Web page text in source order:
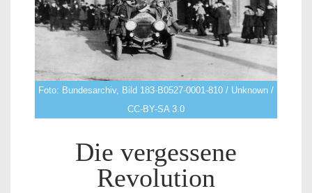
Foto: Bundesarchiv, Bild 183-B0527-0001-810 / Unknown /
CC-BY-SA 3.0
Die vergessene
Revolution